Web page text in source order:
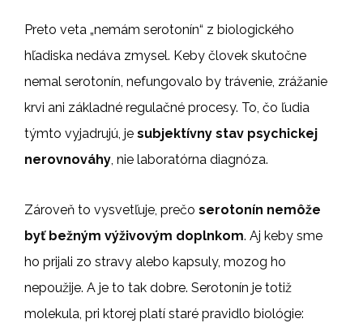
Preto veta „nemám serotonín“ z biologického
hľadiska nedáva zmysel. Keby človek skutočne
nemal serotonín, nefungovalo by trávenie, zrážanie
krvi ani základné regulačné procesy. To, čo ľudia
týmto vyjadrujú, je subjektívny stav psychickej
nerovnováhy, nie laboratórna diagnóza.
Zároveň to vysvetľuje, prečo serotonín nemôže
byť bežným výživovým doplnkom. Aj keby sme
ho prijali zo stravy alebo kapsuly, mozog ho
nepoužije. A je to tak dobre. Serotonín je totiž
molekula, pri ktorej platí staré pravidlo biológie: